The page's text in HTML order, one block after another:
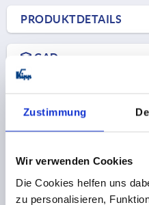
Zustimmung
Wir verwenden Cookies
Die Cookies helfen uns
zu personalisieren,
PRODUKTDETAILS
CAD
Andere Kunden